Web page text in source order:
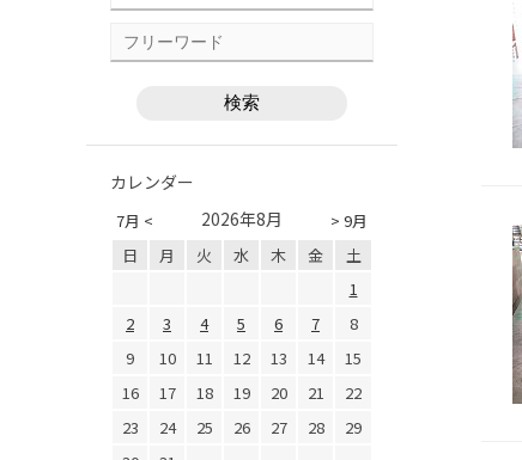
カレンダー
7月 < > 9月
2026年8月
日 月 火 水 木 金
土
1
2
3 4 5 6 7
8
9
10 11 12 13 14
15
16
17 18 19 20 21
22
23
24 25 26 27 28
29